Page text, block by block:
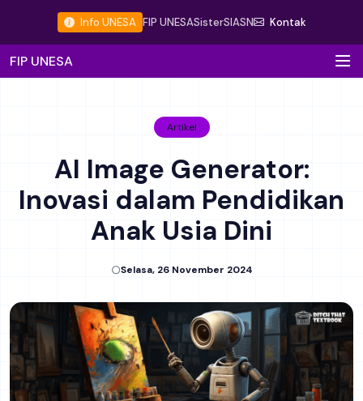
Info UNESA FIP UNESASisterSIASN Kontak
FIP UNESA
Artikel
AI Image Generator:
Inovasi dalam Pendidikan
Anak Usia Dini
Selasa, 26 November 2024